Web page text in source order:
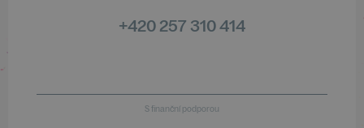
+420 257 310 414
S finanční podporou